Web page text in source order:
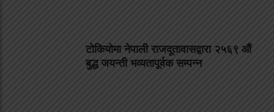
टोकियोमा नेपाली राजदूतावासद्वारा २५६९ औं
बुद्ध जयन्ती भव्यतापूर्वक सम्पन्न